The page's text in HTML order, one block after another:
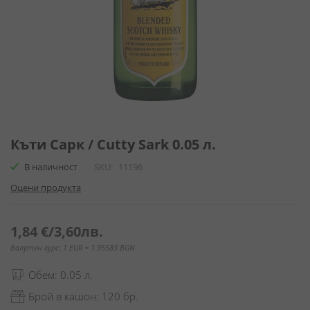
към
на
галерия
със
Къти Сарк / Cutty Sark 0.05 л.
В наличност SKU
11196
Оцени продукта
1,84 €/3,60лв.
Валутен курс: 1 EUR = 1.95583 BGN
Обем: 0.05 л.
Брой в кашон: 120 бр.